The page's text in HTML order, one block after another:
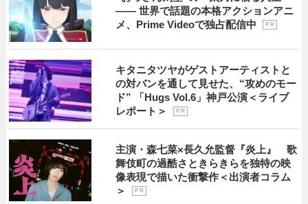
―― 世界で話題の本格アクションアニ
メ、Prime Videoで独占配信中
P R
キタニタツヤがゲストアーティストと
の対バンを通して見せた、“攻めのモー
ド” 「Hugs Vol.6」神戸公演＜ライブ
レポート＞
P R
主演・森七菜×長久允監督『炎上』 歌
舞伎町の過酷さときらきらを独特の映
像表現で描いた衝撃作＜出演者コラム
＞
P R